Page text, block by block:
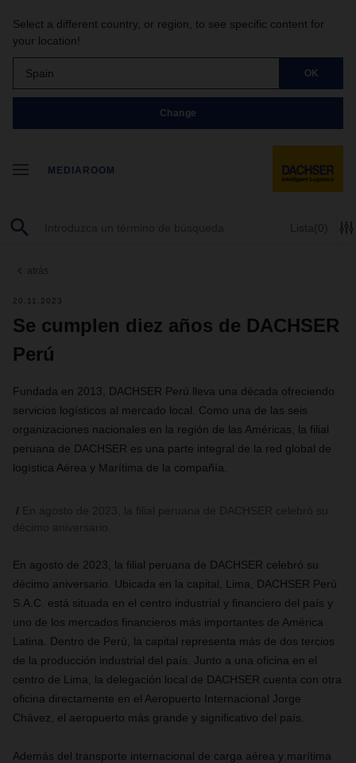
Select a different country, or region, to see specific content for
your location!
Spain OK
Change
MEDIAROOM
Lista (0)
atrás
20.11.2023
Se cumplen diez años de DACHSER
Perú
Fundada en 2013, DACHSER Perú lleva una década ofreciendo
servicios logísticos al mercado local. Como una de las seis
organizaciones nacionales en la región de las Américas, la filial
peruana de DACHSER es una parte integral de la red global de
logística Aérea y Marítima de la compañía.
En agosto de 2023, la filial peruana de DACHSER celebró su
décimo aniversario. Ubicada en la capital, Lima, DACHSER Perú
S.A.C. está situada en el centro industrial y financiero del país y
uno de los mercados financieros más importantes de América
Latina. Dentro de Perú, la capital representa más de dos tercios
de la producción industrial del país. Junto a una oficina en el
centro de Lima, la delegación local de DACHSER cuenta con otra
oficina directamente en el Aeropuerto Internacional Jorge
Chávez, el aeropuerto más grande y significativo del país.
Además del transporte internacional de carga aérea y marítima